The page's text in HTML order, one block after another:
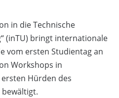
in die Technische
(inTU) bringt internationale
vom ersten Studientag an
Workshops in
Hürden des